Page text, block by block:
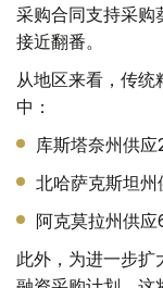
采购合同支持采购
接近翻番。
从地区来看，传统
中：
库斯塔奈州供应
北哈萨克斯坦州
阿克莫拉州供应
此外，为进一步扩